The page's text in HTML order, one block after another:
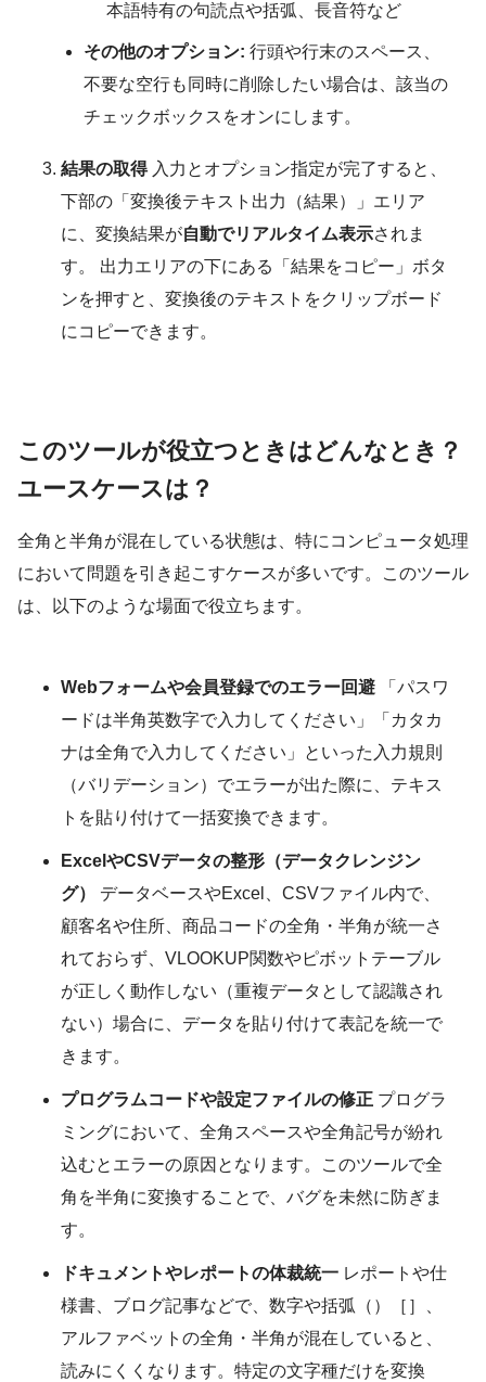
本語特有の句読点や括弧、長音符など
その他のオプション: 行頭や行末のスペース、
不要な空行も同時に削除したい場合は、該当の
チェックボックスをオンにします。
結果の取得入力とオプション指定が完了すると、
下部の「変換後テキスト出力（結果）」エリア
に、変換結果が自動でリアルタイム表示されま
す。 出力エリアの下にある「結果をコピー」ボタ
ンを押すと、変換後のテキストをクリップボード
にコピーできます。
このツールが役立つときはどんなとき？
ユースケースは？
全角と半角が混在している状態は、特にコンピュータ処理
において問題を引き起こすケースが多いです。このツール
は、以下のような場面で役立ちます。
Webフォームや会員登録でのエラー回避 「パスワ
ードは半角英数字で入力してください」「カタカ
ナは全角で入力してください」といった入力規則
（バリデーション）でエラーが出た際に、テキス
トを貼り付けて一括変換できます。
ExcelやCSVデータの整形（データクレンジン
グ）
データベースやExcel、CSVファイル内で、
顧客名や住所、商品コードの全角・半角が統一さ
れておらず、VLOOKUP関数やピボットテーブル
が正しく動作しない（重複データとして認識され
ない）場合に、データを貼り付けて表記を統一で
きます。
プログラムコードや設定ファイルの修正 プログラ
ミングにおいて、全角スペースや全角記号が紛れ
込むとエラーの原因となります。このツールで全
角を半角に変換することで、バグを未然に防ぎま
す。
ドキュメントやレポートの体裁統一 レポートや仕
様書、ブログ記事などで、数字や括弧（）［］、
アルファベットの全角・半角が混在していると、
読みにくくなります。特定の文字種だけを変換